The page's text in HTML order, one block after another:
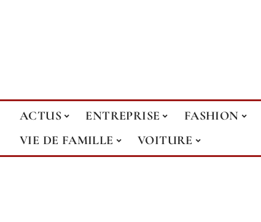
ACTUS ENTREPRISE FASHION
VIE DE FAMILLE
VOITURE